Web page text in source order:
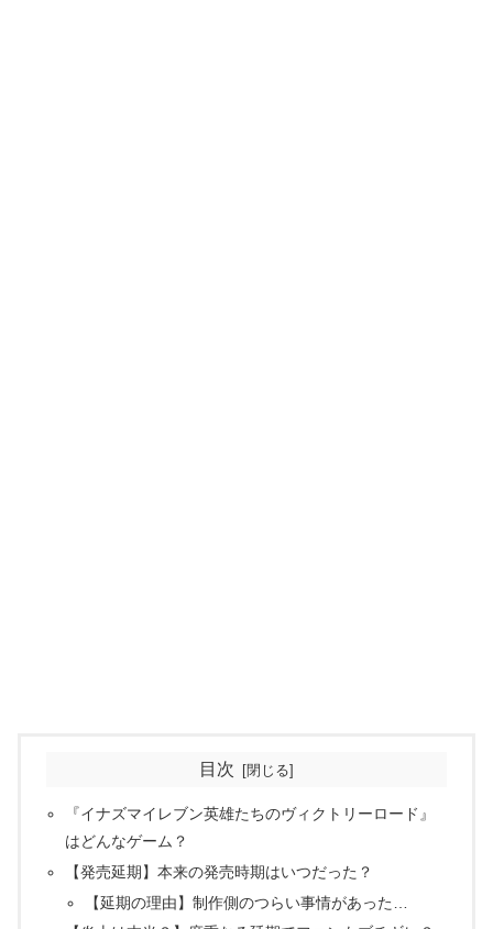
目次
『イナズマイレブン英雄たちのヴィクトリーロード』
はどんなゲーム？
【発売延期】本来の発売時期はいつだった？
【延期の理由】制作側のつらい事情があった…